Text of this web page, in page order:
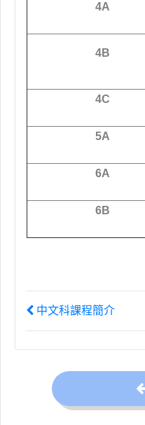
4A
4B
4C
5A
6A
6B
中文科課程簡介